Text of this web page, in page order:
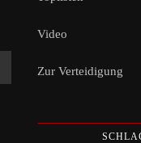
Video
Zur Verteidigung